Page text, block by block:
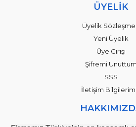
ÜYELİK
Üyelik
Yeni Üyelik
Üye Girişi
Şifremi Unuttum
SSS
İletişim